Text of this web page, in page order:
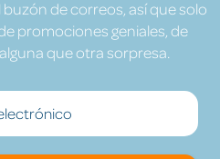
de correos, así que solo
promociones geniales, de
que otra sorpresa.